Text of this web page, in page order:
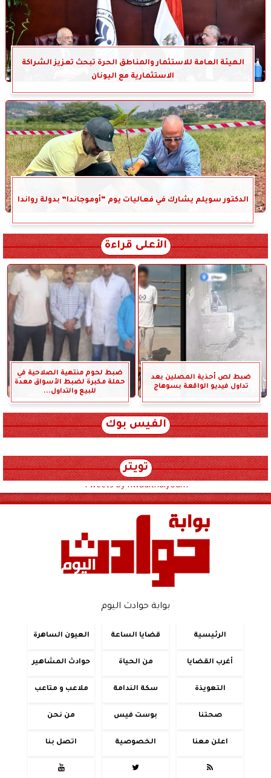
الهيئة العامة للاستثمار والمناطق الحرة تبحث تعزيز الشراكة
الاستثمارية مع اليونان
الدكتور سويلم يشارك في فعاليات يوم “أوموجاندا” بدولة رواندا
الأعلى قراءة
ضبط لص أحذية المصلين بعد
تداول فيديو الواقعة بسوهاج
ضبط لحوم منتهية الصلاحية في
حملة مكبرة لضبط الأسواق معدة
للبيع والتداول...
الفيس بوك
تويتر
Tweets by hwadithalyoum
بوابة حوادث اليوم
الرئيسية قضايا الساعة العيون الساهرة
أغرب القضايا من الحياة حوادث المشاهير
التعويذة سكة الندامة ملاعب و متاعب
صحتنا بوست فيس من نحن
اعلن معنا الخصوصية اتصل بنا


